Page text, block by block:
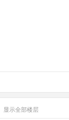
显示全部楼层